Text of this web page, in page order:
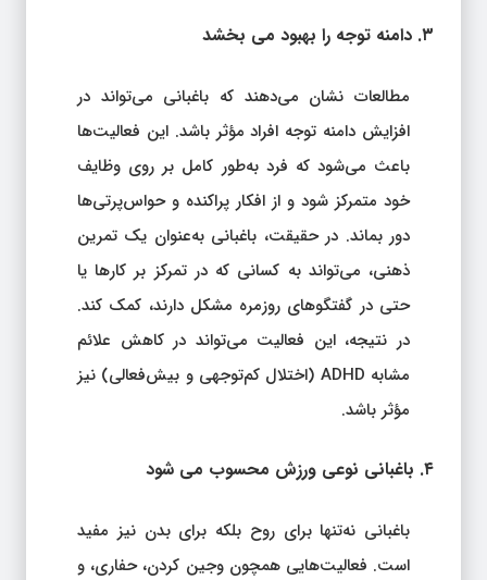
۳. دامنه توجه را بهبود می‌ بخشد
مطالعات نشان می‌دهند که باغبانی می‌تواند در
افزایش دامنه توجه افراد مؤثر باشد. این فعالیت‌ها
باعث می‌شود که فرد به‌طور کامل بر روی وظایف
خود متمرکز شود و از افکار پراکنده و حواس‌پرتی‌ها
دور بماند. در حقیقت، باغبانی به‌عنوان یک تمرین
ذهنی، می‌تواند به کسانی که در تمرکز بر کارها یا
حتی در گفتگوهای روزمره مشکل دارند، کمک کند.
در نتیجه، این فعالیت می‌تواند در کاهش علائم
مشابه ADHD (اختلال کم‌توجهی و بیش‌فعالی) نیز
مؤثر باشد.
۴. باغبانی نوعی ورزش محسوب می‌ شود
باغبانی نه‌تنها برای روح بلکه برای بدن نیز مفید
است. فعالیت‌هایی همچون وجین کردن، حفاری، و